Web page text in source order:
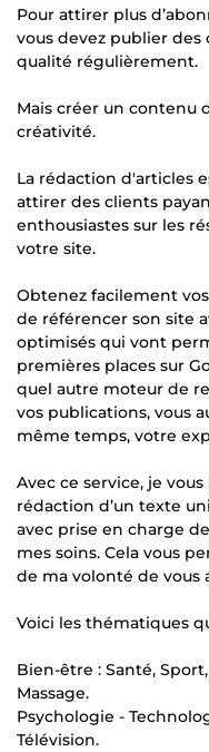
Pour attirer plus
vous devez publier des
qualité régulièrement.
Mais créer un contenu
créativité.
La rédaction d'articles
attirer des clients
enthousiastes sur les
votre site.
Obtenez facilement
de référencer son site
optimisés qui vont
premières places sur
quel autre moteur de
vos publications, vous
même temps, votre
Avec ce service, je
rédaction d’un texte
avec prise en charge
mes soins. Cela vous
de ma volonté de vous
Voici les thématiques
Bien-être : Santé,
Massage.
Psychologie -
Télévision.